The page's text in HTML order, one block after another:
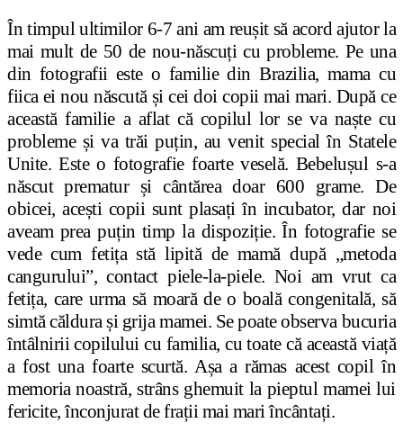
În timpul ultimilor 6-7 ani am reușit să acord ajutor la
mai mult de 50 de nou-născuți cu probleme. Pe una
din fotografii este o familie din Brazilia, mama cu
fiica ei nou născută și cei doi copii mai mari. După ce
această familie a aflat că copilul lor se va naște cu
probleme și va trăi puțin, au venit special în Statele
Unite. Este o fotografie foarte veselă. Bebelușul s-a
născut prematur și cântărea doar 600 grame. De
obicei, acești copii sunt plasați în incubator, dar noi
aveam prea puțin timp la dispoziție. În fotografie se
vede cum fetița stă lipită de mamă după „metoda
cangurului”, contact piele-la-piele. Noi am vrut ca
fetița, care urma să moară de o boală congenitală, să
simtă căldurași grija mamei. Se poate observa bucuria
întâlnirii copilului cu familia, cu toate că această viață
a fost una foarte scurtă. Așa a rămas acest copil în
memoria noastră, strâns ghemuit la pieptul mamei lui
fericite, înconjurat de frații mai mari încântați.